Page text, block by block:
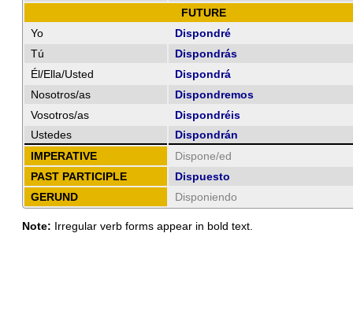
FUTURE
Yo
Dispondré
Tú
Dispondrás
Él/Ella/Usted
Dispondrá
Nosotros/as
Dispondremos
Vosotros/as
Dispondréis
Ustedes
Dispondrán
IMPERATIVE
Dispone/ed
PAST PARTICIPLE
Dispuesto
GERUND
Disponiendo
Note: Irregular verb forms appear in bold text.